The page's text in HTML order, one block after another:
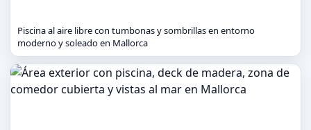
Piscina al aire libre con tumbonas y sombrillas en entorno
moderno y soleado en Mallorca